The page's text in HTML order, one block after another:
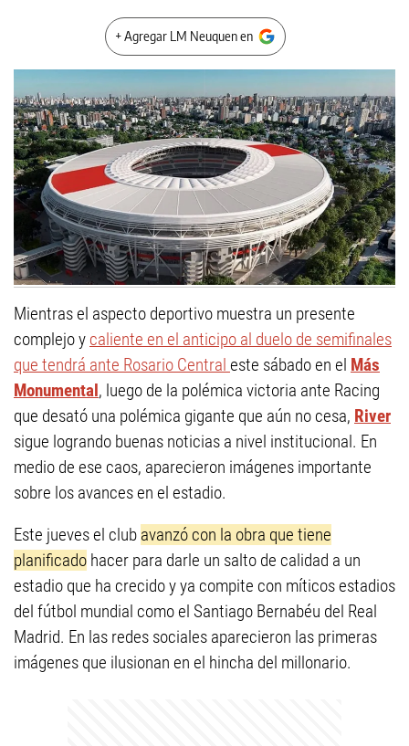
+ Agregar LM Neuquen en
Mientras el aspecto deportivo muestra un presente
complejo y caliente en el anticipo al duelo de semifinales
que tendrá ante Rosario Central este sábado en el Más
Monumental, luego de la polémica victoria ante Racing
que desató una polémica gigante que aún no cesa, River
sigue logrando buenas noticias a nivel institucional. En
medio de ese caos, aparecieron imágenes importante
sobre los avances en el estadio.
Este jueves el club avanzó con la obra que tiene
planificado hacer para darle un salto de calidad a un
estadio que ha crecido y ya compite con míticos estadios
del fútbol mundial como el Santiago Bernabéu del Real
Madrid. En las redes sociales aparecieron las primeras
imágenes que ilusionan en el hincha del millonario.